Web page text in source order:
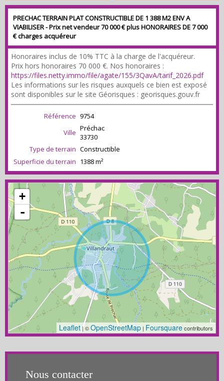
PRECHAC TERRAIN PLAT CONSTRUCTIBLE DE 1 388 M2 ENV A
VIABILISER - Prix net vendeur 70 000 € plus HONORAIRES DE 7 000
€ charges acquéreur
Honoraires inclus de 10% TTC à la charge de l'acquéreur.
Prix hors honoraires 70 000 €. Nos honoraires :
https://files.netty.immo/file/agate/155/3QavA/tarif_2026.pdf
Les informations sur les risques auxquels ce bien est exposé
sont disponibles sur le site Géorisques : georisques.gouv.fr
Référence 9754
Ville Préchac
33730
Type de terrain Constructible
Superficie du terrain 1388 m²
+
-
Leaflet| ©OpenStreetMap | Foursquarecontributors
Nous contacter